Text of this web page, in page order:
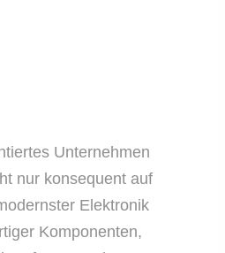
Unternehmen
nur konsequent auf
Elektronik
Komponenten,